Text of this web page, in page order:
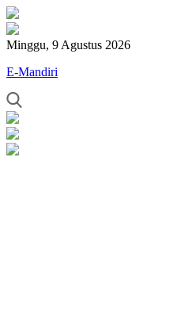
Minggu, 9 Agustus 2026
E-Mandiri